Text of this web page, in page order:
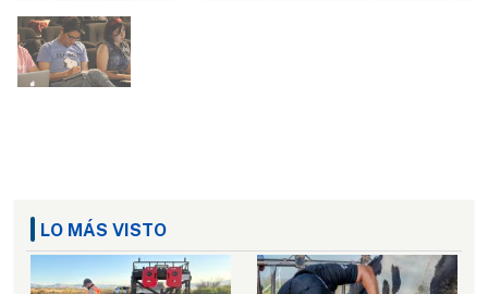
LO MÁS VISTO